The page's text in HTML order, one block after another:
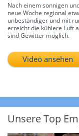
Nach einem sonnigen
neue Woche regional
unbeständiger und mit
erreicht die kühlere Luft
sind Gewitter möglich.
Video ansehen
Unsere Top